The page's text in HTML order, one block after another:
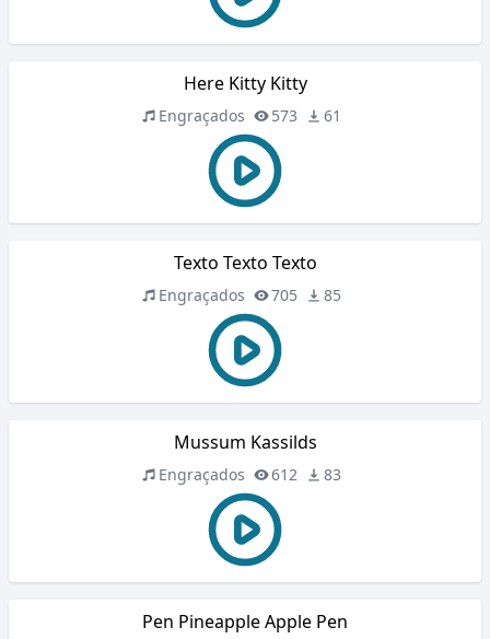
Here Kitty Kitty
Engraçados 573 61
Texto Texto Texto
Engraçados 705 85
Mussum Kassilds
Engraçados 612 83
Pen Pineapple Apple Pen